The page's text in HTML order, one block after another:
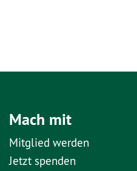
Mach mit
Mitglied werden
Jetzt spenden